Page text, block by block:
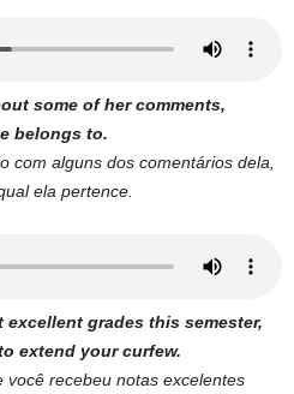
some of her comments,
belongs to.
com alguns dos comentários dela,
ela pertence.
grades this semester,
extend your curfew.
você recebeu notas excelentes